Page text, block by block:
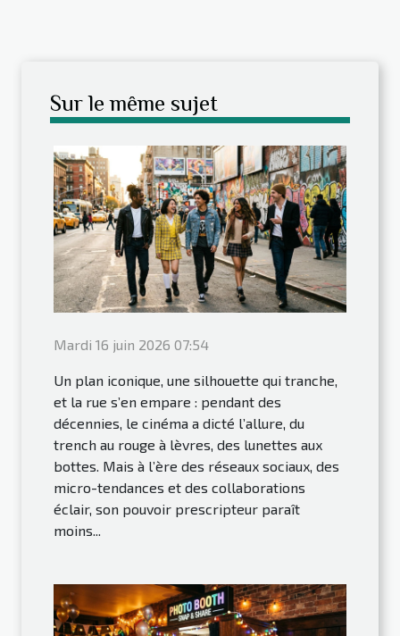
Sur le même sujet
Mardi 16 juin 2026 07:54
Un plan iconique, une silhouette qui tranche,
et la rue s’en empare : pendant des
décennies, le cinéma a dicté l’allure, du
trench au rouge à lèvres, des lunettes aux
bottes. Mais à l’ère des réseaux sociaux, des
micro-tendances et des collaborations
éclair, son pouvoir prescripteur paraît
moins...